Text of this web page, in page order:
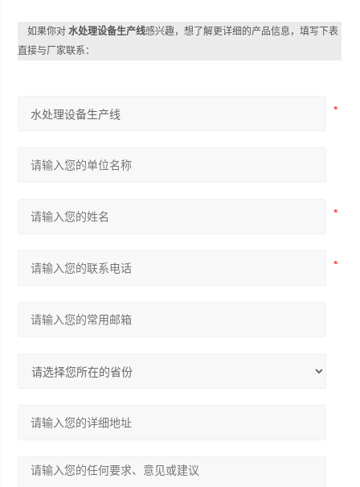
如果你对水处理设备生产线感兴趣，想了解更详细的产品信息，填写下表
直接与厂家联系：